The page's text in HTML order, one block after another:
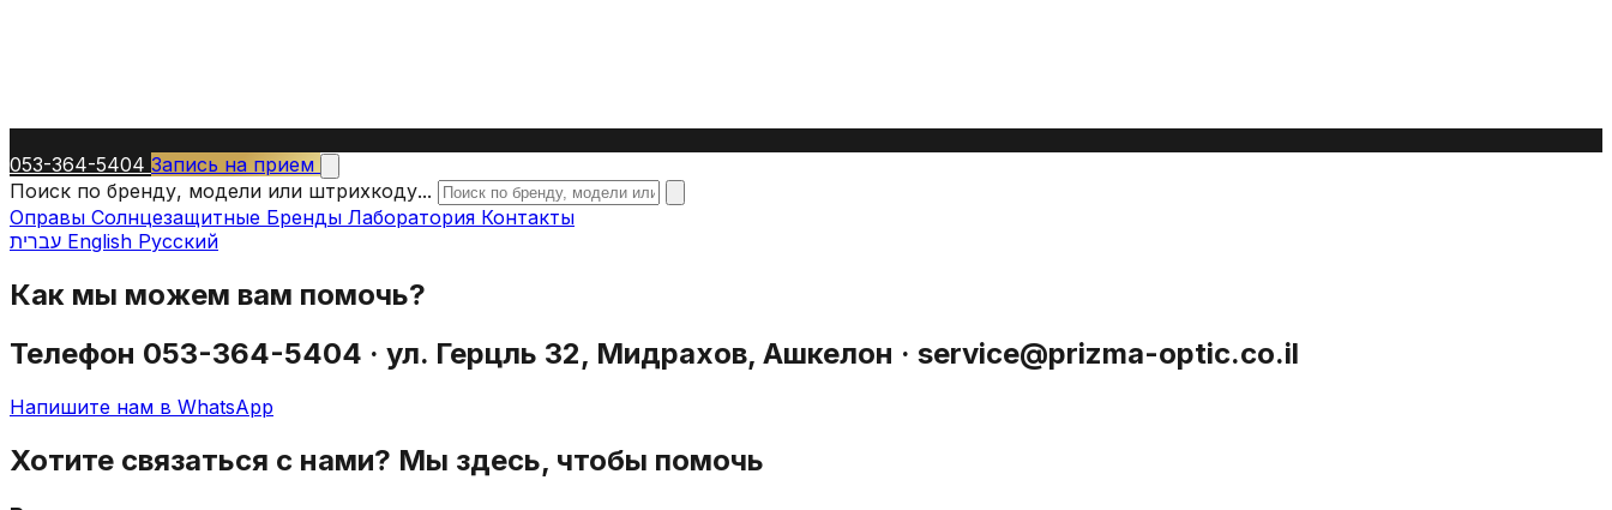
053-364-5404 Запись на прием
Поиск по бренду, модели или штрихкоду...
Оправы Солнцезащитные Бренды Лаборатория Контакты
English Русский
Как мы можем вам помочь?
Телефон 053-364-5404 · ул. Герцль 32, Мидрахов, Ашкелон · service@prizma-optic.co.il
Напишите нам в WhatsApp
Хотите связаться с нами? Мы здесь, чтобы помочь